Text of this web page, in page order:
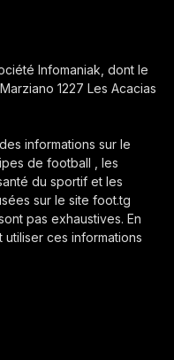
Infomaniak, dont le
1227 Les Acacias
informations sur le
de football , les
du sportif et les
sur le site foot.tg
pas exhaustives. En
utiliser ces informations